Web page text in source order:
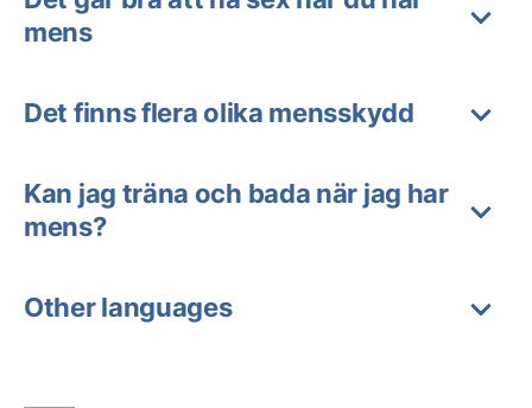
mens
Det finns flera olika mensskydd
Kan jag träna och bada när jag har
mens?
Other languages